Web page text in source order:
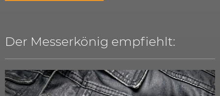
Der Messerkönig empfiehlt: